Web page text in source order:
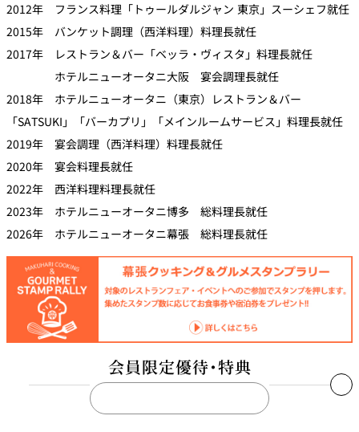
2012年 フランス料理「トゥールダルジャン 東京」スーシェフ就任
2015年 バンケット調理（西洋料理）料理長就任
2017年 レストラン＆バー「ベッラ・ヴィスタ」料理長就任
ホテルニューオータニ大阪 宴会調理長就任
2018年 ホテルニューオータニ（東京）レストラン＆バー
「SATSUKI」「バーカプリ」「メインルームサービス」 料理長就任
2019年 宴会調理（西洋料理）料理長就任
2020年 宴会料理長就任
2022年 西洋料理料理長就任
2023年 ホテルニューオータニ博多 総料理長就任
2026年 ホテルニューオータニ幕張 総料理長就任
会員限定優待・特典
NEW
※特別メニューでのご予約・イベントの規定